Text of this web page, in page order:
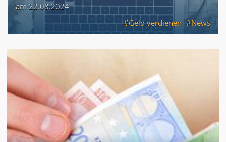
am 22.08.2024
Geld verdienen
News